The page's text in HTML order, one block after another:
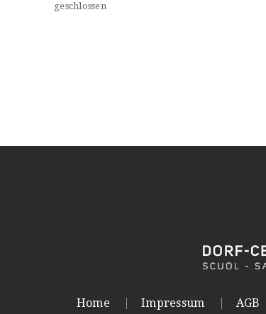
geschlossen
Home Impressum AGB